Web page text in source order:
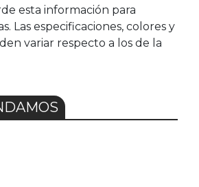
esta información para
Las especificaciones, colores y
variar respecto a los de la